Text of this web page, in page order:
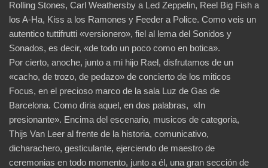
Rolling Stones, Carl Weathersby a Led Zeppelin, Reel Big Fish a
los A-Ha, Kiss a los Ramones y Feeder a Police. Como veis un
autentico tuttifrutti «versionero», fiel al lema del Sonidos y
Sonados, es decir, «de todo un poco como en botica».
Por cierto, anoche, junto a mi hijo Rael, disfrutamos de un
«cacho, de trozo, de pedazo» de concierto de los miticos
Focus, en el precioso marco de la sala Luz de Gas de
Barcelona. Como diria aquel, en dos palabras, «In
presionante». Encima del escenario, musicos de categoria,
Thijs Van Leer al frente de la historia, comunicativo,
dicharachero, gesticulante, ejerciendo de maestro de
ceremonias en todo momento, junto a él, una gran sección de